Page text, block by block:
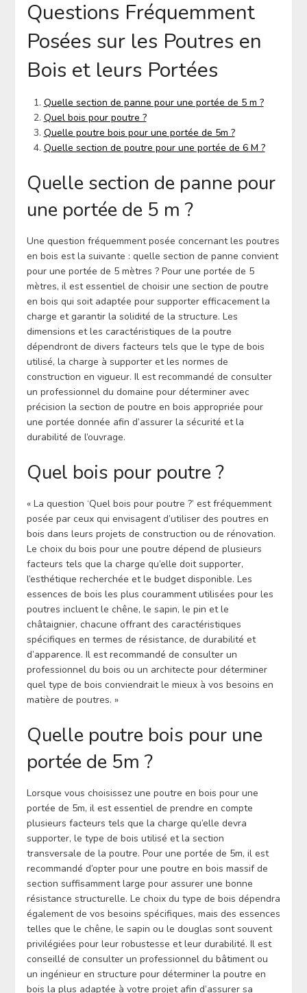
Questions Fréquemment
Posées sur les Poutres en
Bois et leurs Portées
Quelle section de panne pour une portée de 5 m ?
Quel bois pour poutre ?
Quelle poutre bois pour une portée de 5m ?
Quelle section de poutre pour une portée de 6 M ?
Quelle section de panne pour
une portée de 5 m ?
Une question fréquemment posée concernant les poutres
en bois est la suivante : quelle section de panne convient
pour une portée de 5 mètres ? Pour une portée de 5
mètres, il est essentiel de choisir une section de poutre
en bois qui soit adaptée pour supporter efficacement la
charge et garantir la solidité de la structure. Les
dimensions et les caractéristiques de la poutre
dépendront de divers facteurs tels que le type de bois
utilisé, la charge à supporter et les normes de
construction en vigueur. Il est recommandé de consulter
un professionnel du domaine pour déterminer avec
précision la section de poutre en bois appropriée pour
une portée donnée afin d’assurer la sécurité et la
durabilité de l’ouvrage.
Quel bois pour poutre ?
« La question ‘Quel bois pour poutre ?’ est fréquemment
posée par ceux qui envisagent d’utiliser des poutres en
bois dans leurs projets de construction ou de rénovation.
Le choix du bois pour une poutre dépend de plusieurs
facteurs tels que la charge qu’elle doit supporter,
l’esthétique recherchée et le budget disponible. Les
essences de bois les plus couramment utilisées pour les
poutres incluent le chêne, le sapin, le pin et le
châtaignier, chacune offrant des caractéristiques
spécifiques en termes de résistance, de durabilité et
d’apparence. Il est recommandé de consulter un
professionnel du bois ou un architecte pour déterminer
quel type de bois conviendrait le mieux à vos besoins en
matière de poutres. »
Quelle poutre bois pour une
portée de 5m ?
Lorsque vous choisissez une poutre en bois pour une
portée de 5m, il est essentiel de prendre en compte
plusieurs facteurs tels que la charge qu’elle devra
supporter, le type de bois utilisé et la section
transversale de la poutre. Pour une portée de 5m, il est
recommandé d’opter pour une poutre en bois massif de
section suffisamment large pour assurer une bonne
résistance structurelle. Le choix du type de bois dépendra
également de vos besoins spécifiques, mais des essences
telles que le chêne, le sapin ou le douglas sont souvent
privilégiées pour leur robustesse et leur durabilité. Il est
conseillé de consulter un professionnel du bâtiment ou
un ingénieur en structure pour déterminer la poutre en
bois la plus adaptée à votre projet afin d’assurer sa